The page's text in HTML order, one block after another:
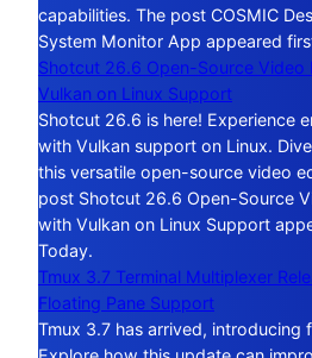
capabilities. The post COSMIC
System Monitor App appeared
Shotcut 26.6 Open-Source Video
Vulkan on Linux Support
Shotcut 26.6 is here! Experience
with Vulkan support on Linux.
this versatile open-source video
post Shotcut 26.6 Open-Source
with Vulkan on Linux Support
Today.
Tmux 3.7 Terminal Multiplexer
Floating Pane Support
Tmux 3.7 has arrived, introducing